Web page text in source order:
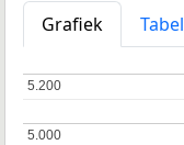
Grafiek
Tabel
5.000
5.000
5.200
5.200